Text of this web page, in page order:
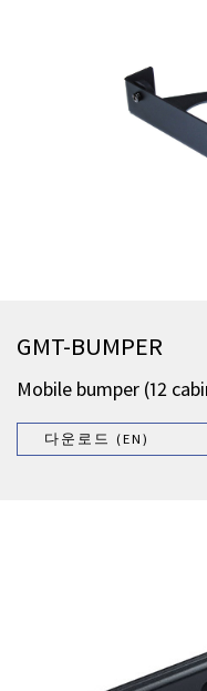
GMT-BUMPER
Mobile bumper (12
다운로드 (EN)